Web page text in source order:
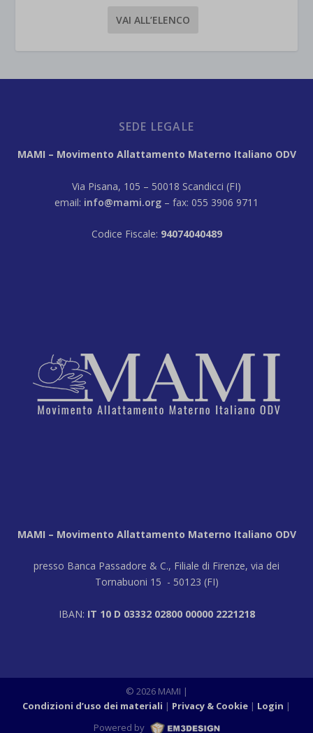
VAI ALL’ELENCO
SEDE LEGALE
MAMI – Movimento Allattamento Materno Italiano ODV
Via Pisana, 105 – 50018 Scandicci (FI)
email: info@mami.org – fax: 055 3906 9711
Codice Fiscale: 94074040489
MAMI – Movimento Allattamento Materno Italiano ODV
presso Banca Passadore & C., Filiale di Firenze, via dei
Tornabuoni 15 - 50123 (FI)
IBAN: IT 10 D 03332 02800 00000 2221218
© 2026 MAMI |
Condizioni d’uso dei materiali
Privacy & Cookie Login |
Powered by